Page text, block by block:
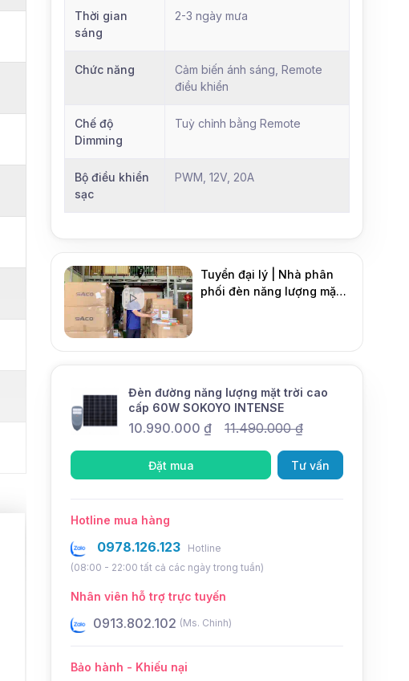
Thời gian
sáng
2-3 ngày mưa
Chức năng
Cảm biến ánh sáng, Remote
điều khiển
Chế độ
Dimming
Tuỳ chỉnh bằng Remote
Bộ điều khiển
sạc
PWM, 12V, 20A
Tuyển đại lý | Nhà phân
phối đèn năng lượng mặt
Đèn đường năng lượng mặt trời cao
cấp 60W SOKOYO INTENSE
10.990.000 ₫ 11.490.000₫
Đặt mua Tư vấn
Hotline mua hàng
0978.126.123
Hotline
(08:00 - 22:00 tất cả các ngày trong tuần)
Nhân viên hỗ trợ trực tuyến
0931.802.102 (Ms. Điệp)
Bảo hành - Khiếu nại